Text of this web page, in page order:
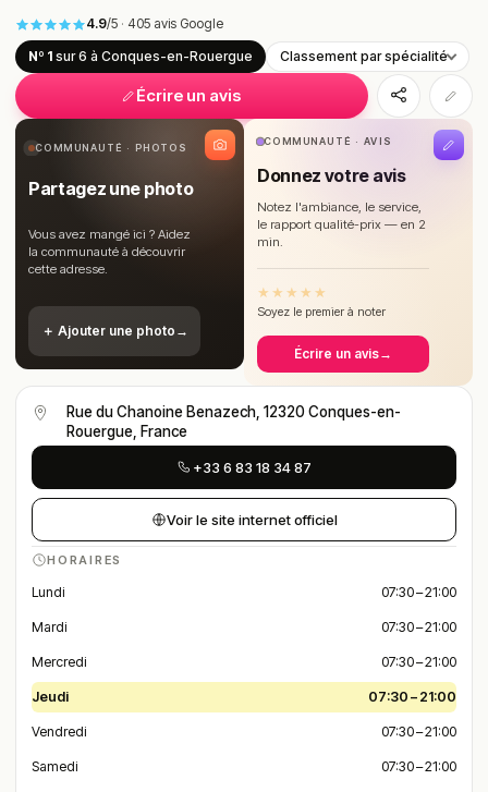
4.9/5 · 405 avis Google
Nº 1 sur 6 à Conques-en-Rouergue Classement par spécialité
Écrire un avis
COMMUNAUTÉ · PHOTOS
Partagez une photo
Vous avez mangé ici ? Aidez
la communauté à découvrir
cette adresse.
＋ Ajouter une photo →
COMMUNAUTÉ · AVIS
Donnez votre avis
Notez l'ambiance, le service,
le rapport qualité-prix — en 2
min.
★ ★ ★ ★ ★
Soyez le premier à noter
Écrire un avis→
Rue du Chanoine Benazech, 12320 Conques-en-
Rouergue, France
+33 6 83 18 34 87
Voir le site internet officiel
HORAIRES
Lundi 07:30 – 21:00
Mardi 07:30 – 21:00
Mercredi 07:30 – 21:00
Jeudi 07:30 – 21:00
Vendredi 07:30 – 21:00
Samedi 07:30 – 21:00